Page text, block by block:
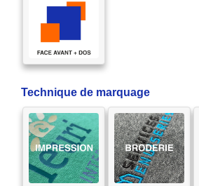
Technique de marquage